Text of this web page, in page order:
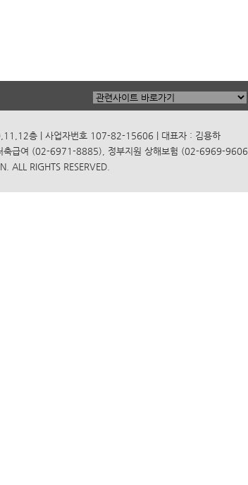
층 | 사업자번호 107-82-15606 | 대표자 : 김용하
축급여 (02-6971-8885), 정부지원 상해보험 (02-6969-
ALL RIGHTS RESERVED.